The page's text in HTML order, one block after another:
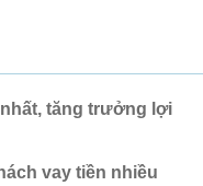
tăng trưởng lợi
vay tiền nhiều